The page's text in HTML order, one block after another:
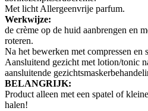
Met licht Allergeenvrije parfum.
Werkwijze:
de crème op de huid aanbrengen en
roteren.
Na het bewerken met compressen en
Aansluitend gezicht met lotion/tonic
aansluitende
BELANGRIJK:
Product alleen met een spatel of
halen!